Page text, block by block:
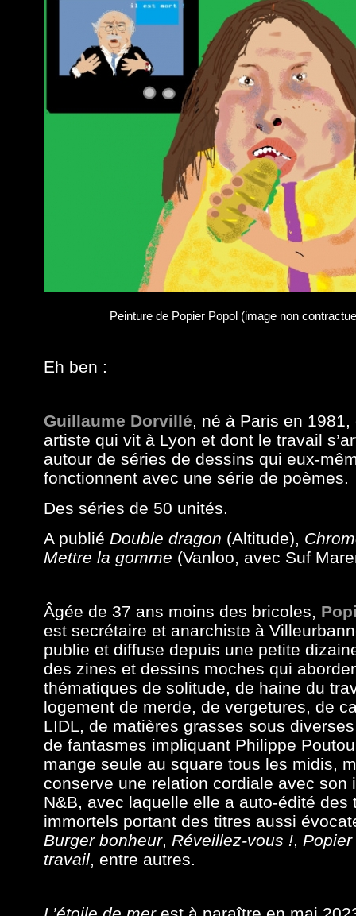
Peinture de Popier Popol (image non
Eh ben :
Guillaume Dorvillé, né à Paris en 1981,
artiste qui vit à Lyon et dont le travail
autour de séries de dessins qui eux-
fonctionnent avec une série de poèmes.
Des séries de 50 unités.
A publié Double dragon (Altitude),
Mettre la gomme (Vanloo, avec Suf
Âgée de 37 ans moins des bricoles,
est secrétaire et anarchiste à
publie et diffuse depuis une petite
des zines et dessins moches qui
thématiques de solitude, de haine du
logement de merde, de vergetures, de
LIDL, de matières grasses sous
de fantasmes impliquant Philippe
mange seule au square tous les midis,
conserve une relation cordiale avec son
N&B, avec laquelle elle a auto-édité des
immortels portant des titres aussi
Burger bonheur, Réveillez-vous !,
travail, entre autres.